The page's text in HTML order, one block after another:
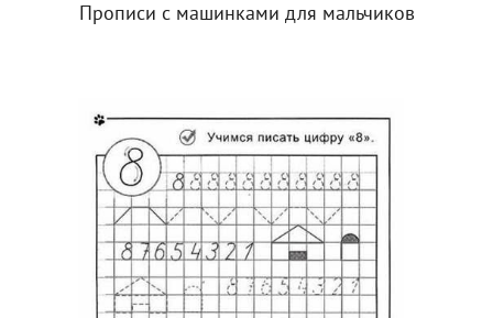
Прописи с машинками для мальчиков